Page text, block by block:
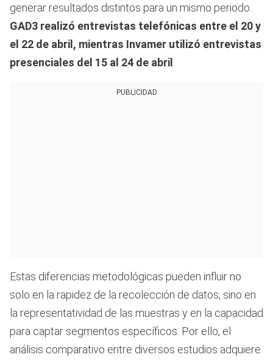
generar resultados distintos para un mismo periodo.
GAD3 realizó entrevistas telefónicas entre el 20 y
el 22 de abril, mientras Invamer utilizó entrevistas
presenciales del 15 al 24 de abril
PUBLICIDAD
Estas diferencias metodológicas pueden influir no
solo en la rapidez de la recolección de datos, sino en
la representatividad de las muestras y en la capacidad
para captar segmentos específicos. Por ello, el
análisis comparativo entre diversos estudios adquiere